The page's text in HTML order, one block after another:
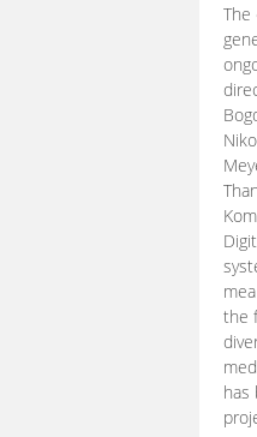
The
the
has